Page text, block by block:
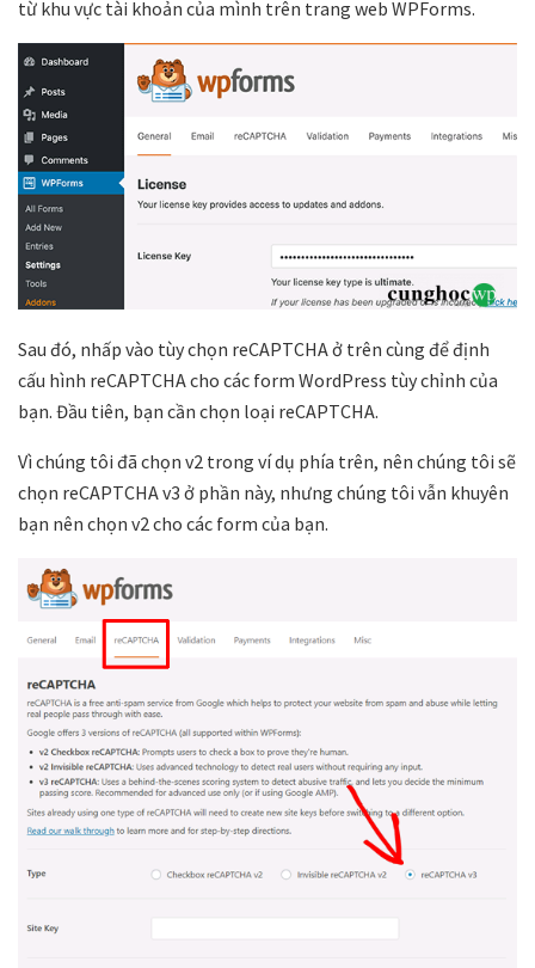
từ khu vực tài khoản của mình trên trang web WPForms.
Sau đó, nhấp vào tùy chọn reCAPTCHA ở trên cùng để định
cấu hình reCAPTCHA cho các form WordPress tùy chỉnh của
bạn. Đầu tiên, bạn cần chọn loại reCAPTCHA.
Vì chúng tôi đã chọn v2 trong ví dụ phía trên, nên chúng tôi sẽ
chọn reCAPTCHA v3 ở phần này, nhưng chúng tôi vẫn khuyên
bạn nên chọn v2 cho các form của bạn.